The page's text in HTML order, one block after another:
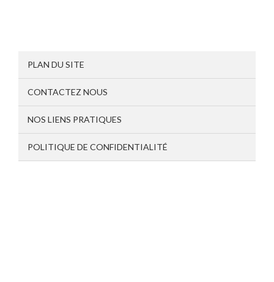
PLAN DU SITE
CONTACTEZ NOUS
NOS LIENS PRATIQUES
POLITIQUE DE CONFIDENTIALITÉ